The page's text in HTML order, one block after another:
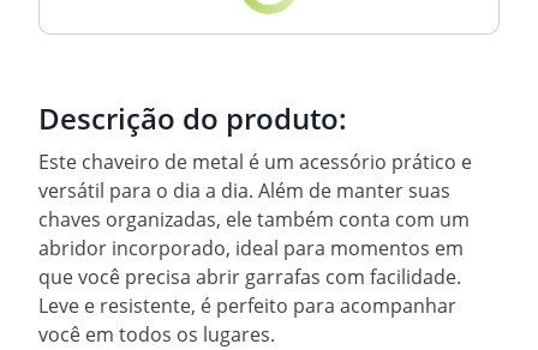
Descrição do produto:
Este chaveiro de metal é um acessório prático e
versátil para o dia a dia. Além de manter suas
chaves organizadas, ele também conta com um
abridor incorporado, ideal para momentos em
que você precisa abrir garrafas com facilidade.
Leve e resistente, é perfeito para acompanhar
você em todos os lugares.